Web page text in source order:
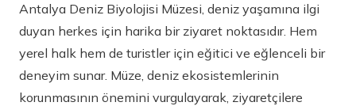
Antalya Deniz Biyolojisi Müzesi, deniz yaşamına ilgi
duyan herkes için harika bir ziyaret noktasıdır. Hem
yerel halk hem de turistler için eğitici ve eğlenceli bir
deneyim sunar. Müze, deniz ekosistemlerinin
korunmasının önemini vurgulayarak, ziyaretçilere